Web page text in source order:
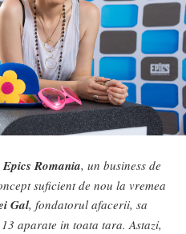
Epics Romania, un business de
suficient de nou la vremea
Gal, fondatorul afacerii, sa
aparate in toata tara. Astazi,